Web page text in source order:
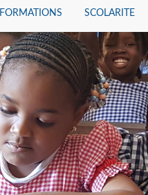
FORMATIONS SCOLARITE